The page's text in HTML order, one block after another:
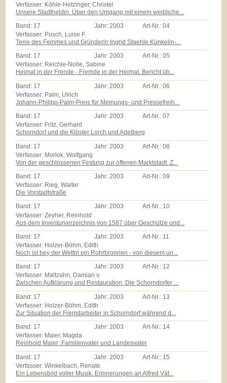
Verfasser: Köhle-Hetzinger, Christel
Unsere Stadtheldin. Über den Umgang mit einem weibliche...
Band: 17 Jahr: 2003 Art-Nr.:04
Verfasser: Pusch, Luise F.
Terre des Femmes und Gründerin Ingrid Staehle Künkelin-...
Band: 17 Jahr:2003 Art-Nr.:05
Verfasser: Reichle-Nolle, Sabine
Heimat in der Frende - Fremde in der Heimat. Bericht üb...
Band: 17 Jahr: 2003 Art-Nr.:06
Verfasser: Palm, Ulrich
Johann-Philipp-Palm-Preis für Meinungs- und Pressefreih...
Band: 17 Jahr:2003 Art-Nr.:07
Verfasser: Fritz, Gerhard
Schorndorf und die Klöster Lorch und Adelberg
Band: 17 Jahr: 2003 Art-Nr.:08
Verfasser: Morlok, Wolfgang
Von der geschlossenen Festung zur offenen Marktstadt. Z...
Band: 17 Jahr:2003 Art-Nr.:09
Verfasser: Rieg, Walter
Die Vorstadtstraße
Band: 17 Jahr:2003 Art-Nr.: 10
Verfasser: Zeyher, Reinhold
Aus dem Inventurverzeichnis von 1587 über Geschütze und...
Band: 17 Jahr:2003 Art-Nr.: 11
Verfasser: Holzer-Böhm, Edith
Noch ist bey der Wettin ein Rohrbronnen - von diesem un...
Band: 17 Jahr:2003 Art-Nr.: 12
Verfasser: Maltzahn, Damian v.
Zwischen Aufklärung und Restauration. Die Schorndorfer ...
Band: 17 Jahr: 2003 Art-Nr.: 13
Verfasser: Holzer-Böhm, Edith
Zur Situation der Fremdarbeiter in Schorndorf während d...
Band: 17 Jahr:2003 Art-Nr.: 14
Verfasser: Maier, Magda
Reinhold Maier: Familienvater und Landesvater
Band: 17 Jahr: 2003 Art-Nr.: 15
Verfasser: Winkelbach, Renate
Ein Lebensbild voller Musik. Erinnerungen an Alfred Vät...